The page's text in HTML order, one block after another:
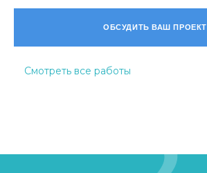
ОБСУДИТЬ ВАШ ПРОЕКТ
Смотреть все работы